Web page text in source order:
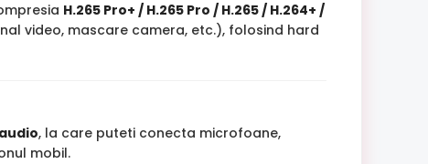
H.265 Pro+ / H.265 Pro / H.265 / H.264+ /
video, mascare camera, etc.), folosind hard
, la care puteti conecta microfoane,
mobil.